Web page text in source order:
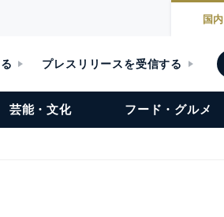
国内
プレスリリースを受信する
芸能・文化 フード・グルメ